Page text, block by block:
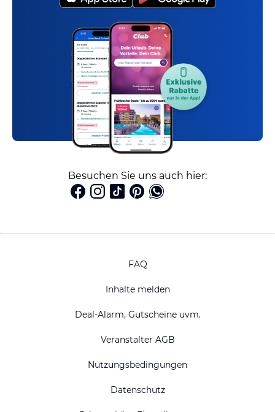
Besuchen Sie uns auch hier:
FAQ
Inhalte melden
Deal-Alarm, Gutscheine uvm.
Veranstalter AGB
Nutzungsbedingungen
Datenschutz